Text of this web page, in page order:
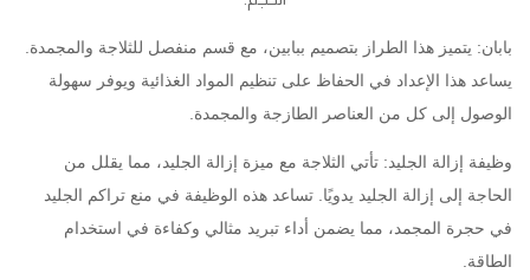
بابان: يتميز هذا الطراز بتصميم ببابين، مع قسم منفصل للثلاجة والمجمدة.
يساعد هذا الإعداد في الحفاظ على تنظيم المواد الغذائية ويوفر سهولة
الوصول إلى كل من العناصر الطازجة والمجمدة.
وظيفة إزالة الجليد: تأتي الثلاجة مع ميزة إزالة الجليد، مما يقلل من
الحاجة إلى إزالة الجليد يدويًا. تساعد هذه الوظيفة في منع تراكم الجليد
في حجرة المجمد، مما يضمن أداء تبريد مثالي وكفاءة في استخدام
الطاقة.